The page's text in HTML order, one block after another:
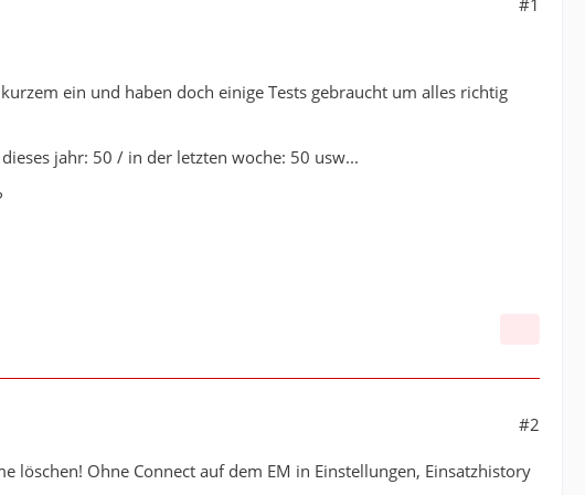
#1
ein und haben doch einige Tests gebraucht um alles richtig
jahr: 50 / in der letzten woche: 50 usw...
#2
löschen! Ohne Connect auf dem EM in Einstellungen, Einsatzhistory